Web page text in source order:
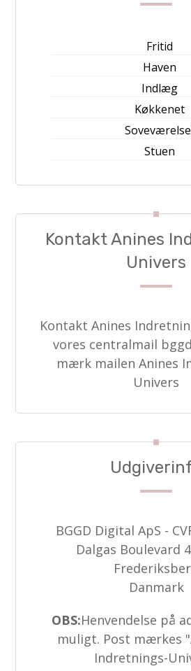
Fritid
Haven
Indlæg
Køkkenet
Stuen
Kontakt Anines
Univers
Kontakt Anines
vores centralmail
mærk mailen Anines
Univers
BGGD Digital ApS -
Dalgas Boulevard
Danmark
OBS:Henvendelse på
muligt. Post mærkes
Indretnings-